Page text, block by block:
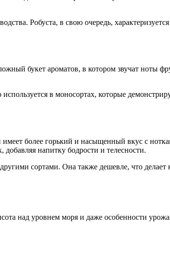
Робуста, в свою очередь,
букет ароматов, в котором звучат ноты
в моносортах, которые
более горький и насыщенный вкус с
добавляя напитку бодрости и телесности.
сортами. Она также дешевле, что
над уровнем моря и даже особенности